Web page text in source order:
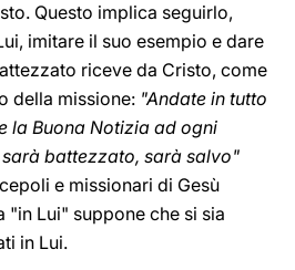
Questo implica seguirlo,
imitare il suo esempio e dare
riceve da Cristo, come
della missione: "Andate in tutto
la Buona Notizia ad ogni
battezzato, sarà salvo"
e missionari di Gesù
"in Lui" suppone che si sia
in Lui.